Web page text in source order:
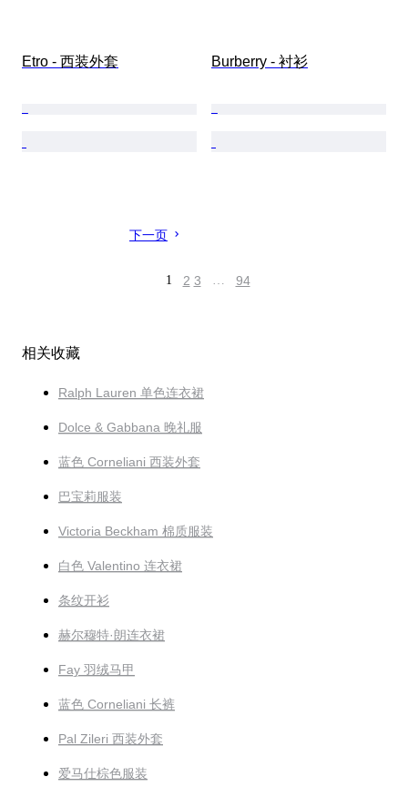
Etro - 西装外套 Burberry - 衬衫
下一页
1 2 3 … 94
相关收藏
Ralph Lauren 单色连衣裙
Dolce & Gabbana 晚礼服
蓝色 Corneliani 西装外套
巴宝莉服装
Victoria Beckham 棉质服装
白色 Valentino 连衣裙
条纹开衫
赫尔穆特·朗连衣裙
Fay 羽绒马甲
蓝色 Corneliani 长裤
Pal Zileri 西装外套
爱马仕棕色服装